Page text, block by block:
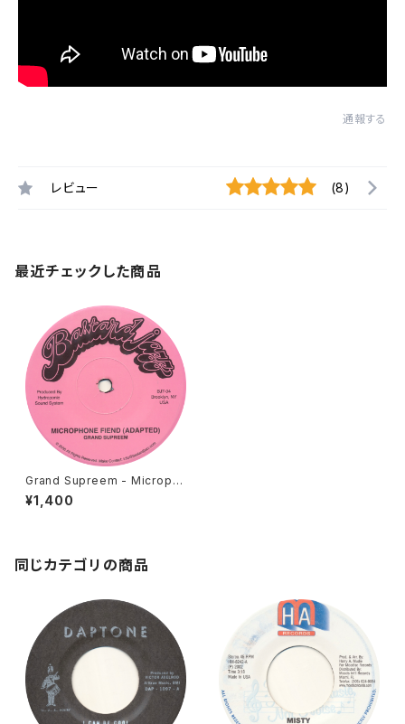
通報する
レビュー (8)
最近チェックした商品
Grand Supreem - Microph
one Fiend [Bastard Jazz /
2006 / 7"]
¥1,400
同じカテゴリの商品